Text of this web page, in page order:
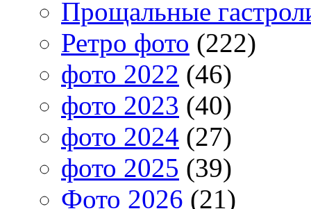
Прощальные
Ретро фото (222)
фото 2022 (46)
фото 2023 (40)
фото 2024 (27)
фото 2025 (39)
Фото 2026 (21)